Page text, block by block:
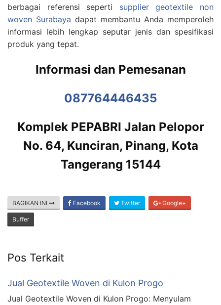
berbagai referensi seperti supplier geotextile non
woven Surabaya dapat membantu Anda memperoleh
informasi lebih lengkap seputar jenis dan spesifikasi
produk yang tepat.
Informasi dan Pemesanan
087764446435
Komplek PEPABRI Jalan Pelopor
No. 64, Kunciran, Pinang, Kota
Tangerang 15144
BAGIKAN INI Facebook Twitter Google+
Buffer
Pos Terkait
Jual Geotextile Woven di Kulon Progo
Jual Geotextile Woven di Kulon Progo: Menyulam